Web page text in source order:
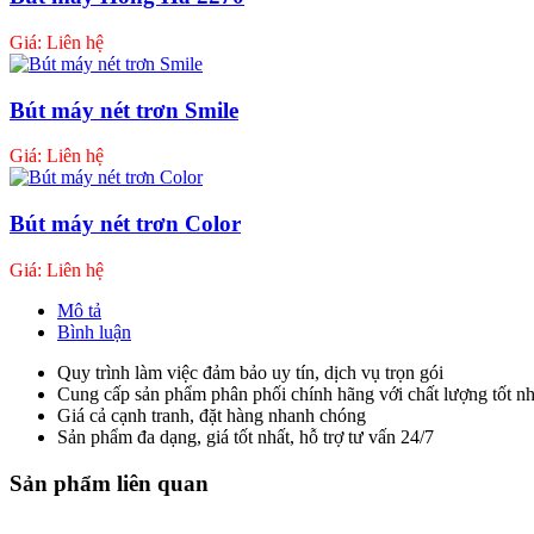
Giá: Liên hệ
Bút máy nét trơn Smile
Giá: Liên hệ
Bút máy nét trơn Color
Giá: Liên hệ
Mô tả
Bình luận
Quy trình làm việc đảm bảo uy tín, dịch vụ trọn gói
Cung cấp sản phẩm phân phối chính hãng với chất lượng tốt
Giá cả cạnh tranh, đặt hàng nhanh chóng
Sản phẩm đa dạng, giá tốt nhất, hỗ trợ tư vấn 24/7
Sản phẩm liên quan